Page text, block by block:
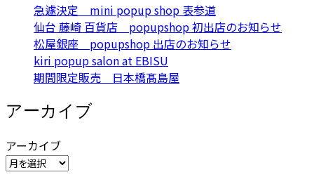
急遽決定 mini popup shop 表参道
仙台 藤崎 百貨店 popupshop 初出店のお知らせ
松屋銀座 popupshop 出店のお知らせ
kiri popup salon at EBISU
期間限定販売 日本橋髙島屋
アーカイブ
アーカイブ